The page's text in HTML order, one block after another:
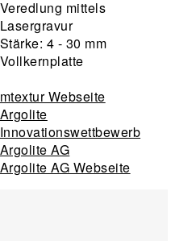
Veredlung mittels
Lasergravur
Stärke: 4 - 30 mm
Vollkernplatte
mtextur Webseite
Argolite
Innovationswettbewerb
Argolite AG
Argolite AG Webseite